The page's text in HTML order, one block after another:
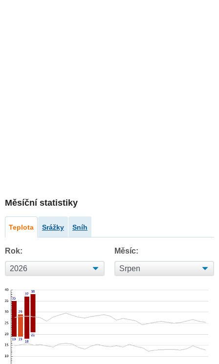
Měsíční statistiky
Teplota Srážky Sníh
Rok: Měsíc: